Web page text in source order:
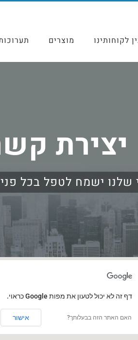
לקוחותינו מוצרים
יצירת
שלנו ישמח לטפל בכל
‏דף זה לא יכול לטעון את מפות Google כראוי.
האם האתר הזה בבעלותך? אישור